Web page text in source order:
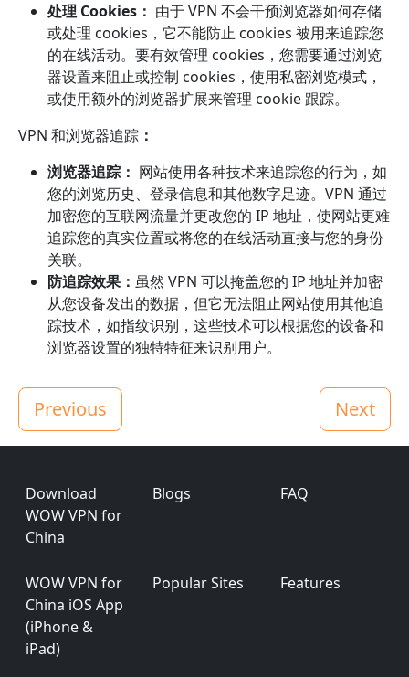
处理 Cookies： 由于 VPN 不会干预浏览器如何存储
或处理 cookies，它不能防止 cookies 被用来追踪您
的在线活动。要有效管理 cookies，您需要通过浏览
器设置来阻止或控制 cookies，使用私密浏览模式，
或使用额外的浏览器扩展来管理 cookie 跟踪。
VPN 和浏览器追踪 ：
浏览器追踪： 网站使用各种技术来追踪您的行为，如
您的浏览历史、登录信息和其他数字足迹。VPN 通过
加密您的互联网流量并更改您的 IP 地址，使网站更难
追踪您的真实位置或将您的在线活动直接与您的身份
关联。
防追踪效果： 虽然 VPN 可以掩盖您的 IP 地址并加密
从您设备发出的数据，但它无法阻止网站使用其他追
踪技术，如指纹识别，这些技术可以根据您的设备和
浏览器设置的独特特征来识别用户。
Previous Next
Footer
Download
WOW VPN for
China
Blogs FAQ
WOW VPN for
China iOS App
(iPhone &
iPad)
Popular Sites Features